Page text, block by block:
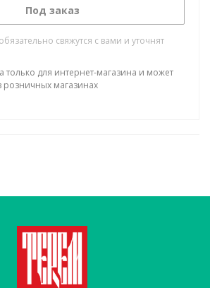
Под заказ
свяжутся с вами и уточнят
только для интернет-магазина и может
розничных магазинах